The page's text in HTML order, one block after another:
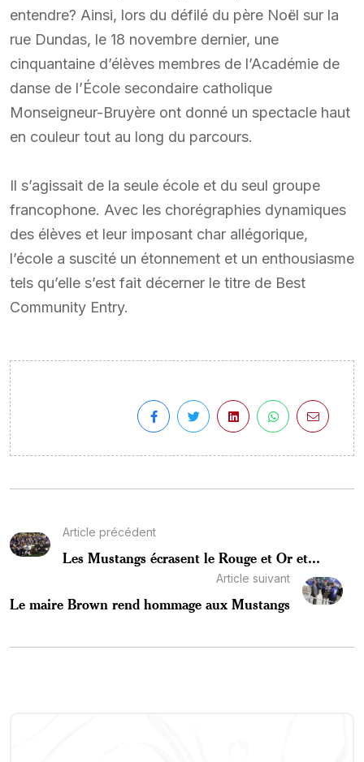
entendre? Ainsi, lors du défilé du père Noël sur la
rue Dundas, le 18 novembre dernier, une
cinquantaine d’élèves membres de l’Académie de
danse de l’École secondaire catholique
Monseigneur-Bruyère ont donné un spectacle haut
en couleur tout au long du parcours.
Il s’agissait de la seule école et du seul groupe
francophone. Avec les chorégraphies dynamiques
des élèves et leur imposant char allégorique,
l’école a suscité un étonnement et un enthousiasme
tels qu’elle s’est fait décerner le titre de Best
Community Entry.
Article précédent
Les Mustangs écrasent le Rouge et Or et...
Article suivant
Le maire Brown rend hommage aux Mustangs